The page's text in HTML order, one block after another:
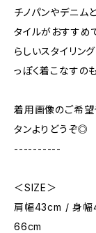
チノパンやデニム
タイルがおすすめ
らしいスタイリン
っぽく着こなすの
着用画像のご希望
タンよりどうぞ◎
----------
＜SIZE＞
肩幅43cm / 身
66cm